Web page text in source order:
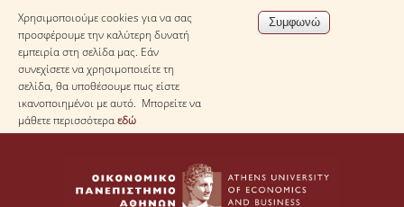
Χρησιμοποιούμε cookies για να σας
προσφέρουμε την καλύτερη δυνατή
εμπειρία στη σελίδα μας. Εάν
συνεχίσετε να χρησιμοποιείτε τη
σελίδα, θα υποθέσουμε πως είστε
ικανοποιημένοι με αυτό. Μπορείτε να
μάθετε περισσότεραεδώ